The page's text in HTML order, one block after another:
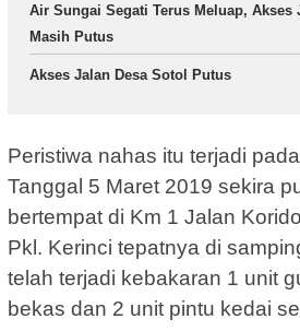
Air Sungai Segati Terus Meluap, Akses
Masih Putus
Akses Jalan Desa Sotol Putus
Peristiwa nahas itu terjadi
Tanggal 5 Maret 2019 sekira
bertempat di Km 1 Jalan
Pkl. Kerinci tepatnya di
telah terjadi kebakaran 1 unit
bekas dan 2 unit pintu kedai